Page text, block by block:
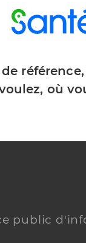
où
public